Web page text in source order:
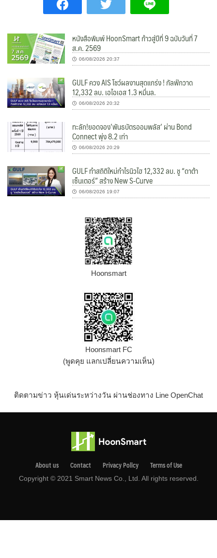
หนังสือพิมพ์ HoonSmart ก้าวสู่ปีที่ 9 ฉบับวันที่ 7
ส.ค. 2569
06/08/2026 20:37
GULF ควง AIS โชว์ผลงานสุดแกร่ง ! กัลฟ์กวาด
12,332 ลบ. เอไอเอส 1.3 หมื่นล.
06/08/2026 20:32
ทะลัก!ยอดจอง’พันธบัตรออมพลัส’ ผ่าน Bond
Connect พุ่ง 8.2 เท่า
06/08/2026 20:29
GULF ทำสถิติใหม่กำไรนิวไฮ 12,332 ลบ. ชู “ดาต้า
เซ็นเตอร์” สร้าง New S-Curve
06/08/2026 19:07
Hoonsmart
Hoonsmart FC
(พูดคุย แลกเปลี่ยนความเห็น)
ติดตามข่าว หุ้นเด่นระหว่างวัน ผ่านช่องทาง Line OpenChat
About us Contact Privacy Pollcy Terms of Use
Copyright © 2021 Smart News Co., Ltd. All rights reserved.